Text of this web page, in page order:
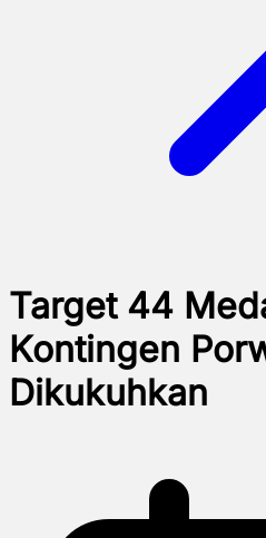
Target 44
Kontingen
Dikukuhkan